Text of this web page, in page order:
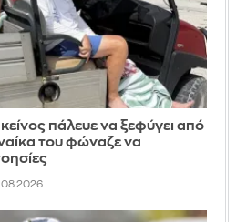
πάλευε να ξεφύγει από
του φώναζε να